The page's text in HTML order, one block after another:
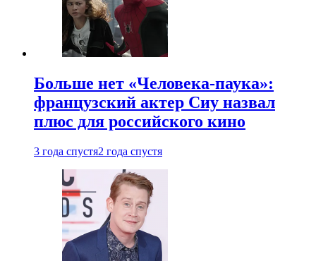
Больше нет «Человека-паука»:
французский актер Сиу назвал
плюс для российского кино
3 года спустя2 года спустя